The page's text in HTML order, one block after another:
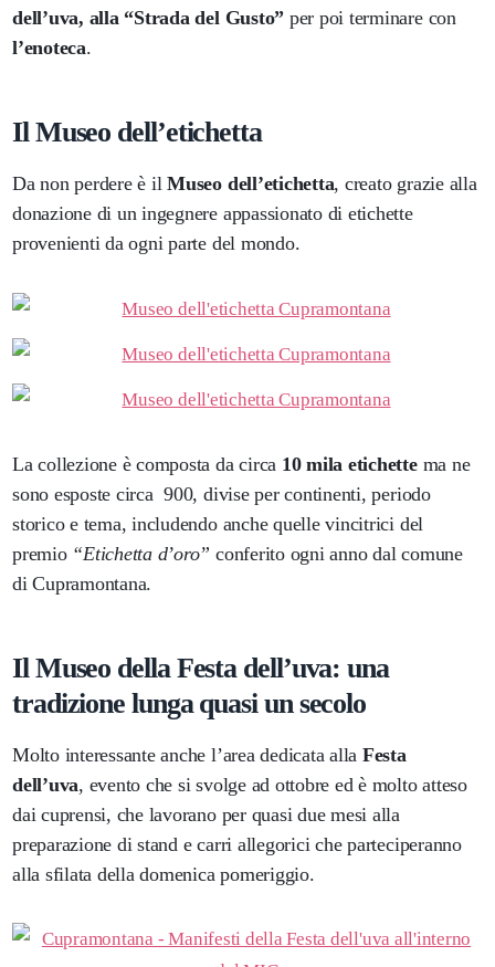
dell’uva, alla “Strada del Gusto” per poi terminare con
l’enoteca.
Il Museo dell’etichetta
Da non perdere è ilMuseo dell’etichetta, creato grazie alla
donazione di un ingegnere appassionato di etichette
provenienti da ogni parte del mondo.
La collezione è composta da circa 10 mila etichettema ne
sono esposte circa 900, divise per continenti, periodo
storico e tema, includendo anche quelle vincitrici del
premio “Etichetta d’oro”conferito ogni anno dal comune
di Cupramontana.
Il Museo della Festa dell’uva: una
tradizione lunga quasi un secolo
Molto interessante anche l’area dedicata alla Festa
dell’uva, evento che si svolge ad ottobre ed è molto atteso
dai cuprensi, che lavorano per quasi due mesi alla
preparazione di stand e carri allegorici che parteciperanno
alla sfilata della domenica pomeriggio.